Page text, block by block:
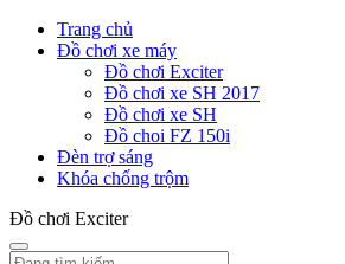
Trang chủ
Đồ chơi xe máy
Đồ chơi Exciter
Đồ chơi xe SH 2017
Đồ chơi xe SH
Đồ choi FZ 150i
Đèn trợ sáng
Khóa chống trộm
Đồ chơi Exciter